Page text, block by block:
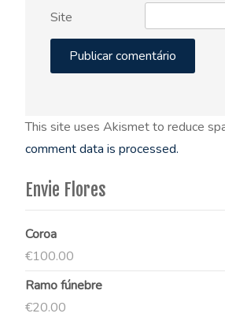
Site
This site uses Akismet to reduce
comment data is processed.
Envie Flores
Coroa
€100.00
Ramo fúnebre
€20.00